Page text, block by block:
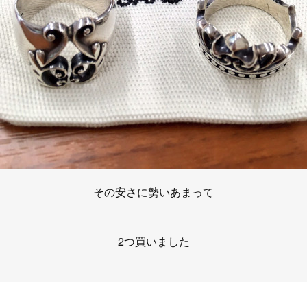
その安さに勢いあまって
2つ買いました